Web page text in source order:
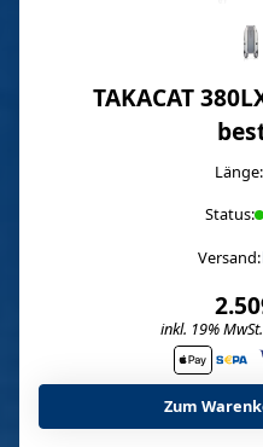
TAKACAT
Länge:
Status:
Versand:
inkl. 19%
Zum